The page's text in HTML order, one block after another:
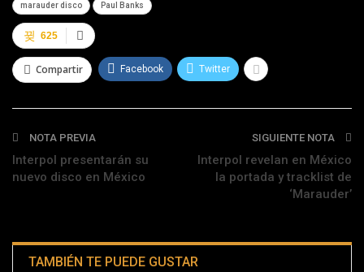
marauder disco Paul Banks
625
Compartir Facebook Twitter
NOTA PREVIA
Interpol presentarán su
nuevo disco en México
SIGUIENTE NOTA
Interpol revelan en México
la portada y tracklist de
‘Marauder’
TAMBIÉN TE PUEDE GUSTAR